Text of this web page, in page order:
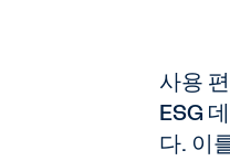
사용
ESG
다. 이